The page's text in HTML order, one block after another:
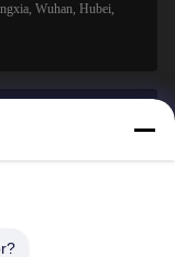
Wuhan, Hubei,